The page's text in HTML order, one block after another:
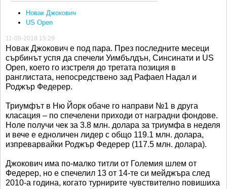
Новак Джокович
US Open
11-09-2018 15:29
Новак Джокович е под пара. През последните месеци
сърбинът успя да спечели Уимбълдън, Синсинати и US
Open, което го изстреля до третата позиция в
ранглистата, непосредствено зад Рафаел Надал и
Роджър Федерер.
Триумфът в Ню Йорк обаче го направи №1 в друга
класация – по спечелени приходи от наградни фондове.
Ноле получи чек за 3.8 млн. долара за триумфа в неделя
и вече е едноличен лидер с общо 119.1 млн. долара,
изпреварвайки Роджър Федерер (117.5 млн. долара).
Джокович има по-малко титли от Големия шлем от
Федерер, но е спечелил 13 от 14-те си мейджъра след
2010-а година, когато турнирите чувствително повишиха